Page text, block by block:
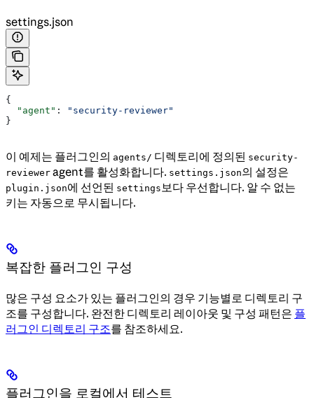
settings.json
{
  "agent"
:
"security-reviewer"
}
이 예제는 플러그인의 agents/ 디렉토리에 정의된 security-
reviewer agent를 활성화합니다. settings.json의 설정은
plugin.json에 선언된 settings 보다 우선합니다. 알 수 없는
키는 자동으로 무시됩니다.
복잡한 플러그인 구성
많은 구성 요소가 있는 플러그인의 경우 기능별로 디렉토리 구
조를 구성합니다. 완전한 디렉토리 레이아웃 및 구성 패턴은 플
러그인 디렉토리 구조를 참조하세요.
플러그인을 로컬에서 테스트